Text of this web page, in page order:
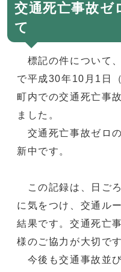
交通死亡事故ゼ
て
標記の件について
で平成30年10月1日
町内での交通死亡事
ました。
交通死亡事故ゼロ
新中です。
この記録は、日ご
に気をつけ、交通ル
結果です。交通死亡
様のご協力が大切です
今後も交通事故並